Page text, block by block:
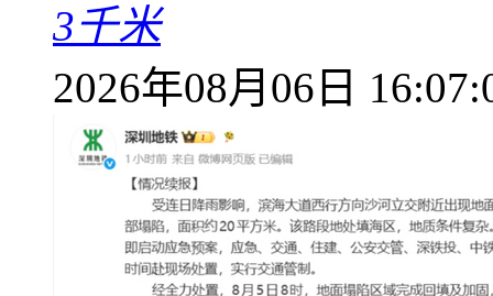
3千米
2026年08月06日